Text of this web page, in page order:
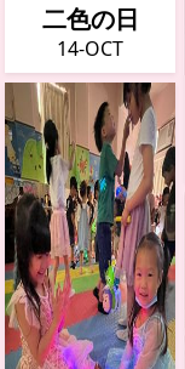
二色の日
14-OCT